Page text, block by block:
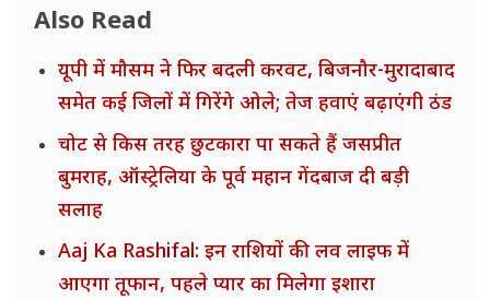
Also Read
यूपी में मौसम ने फिर बदली करवट, बिजनौर-मुरादाबाद
समेत कई जिलों में गिरेंगे ओले; तेज हवाएं बढ़ाएंगी ठंड
चोट से किस तरह छुटकारा पा सकते हैं जसप्रीत
बुमराह, ऑस्ट्रेलिया के पूर्व महान गेंदबाज दी बड़ी
सलाह
Aaj Ka Rashifal: इन राशियों की लव लाइफ में
आएगा तूफान, पहले प्यार का मिलेगा इशारा